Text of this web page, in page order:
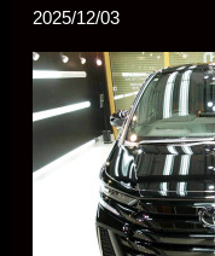
2025/12/03